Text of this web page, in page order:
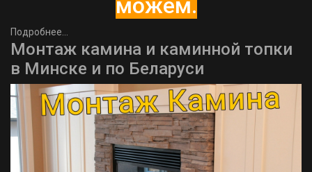
можем.
Подробнее...
Монтаж камина и каминной топки
в Минске и по Беларуси